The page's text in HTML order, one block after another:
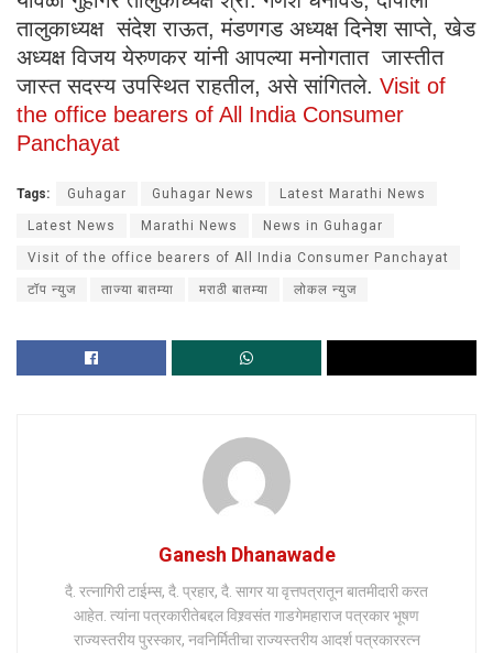
तालुकाध्यक्ष संदेश राऊत, मंडणगड अध्यक्ष दिनेश साप्ते, खेड
अध्यक्ष विजय येरुणकर यांनी आपल्या मनोगतात जास्तीत
जास्त सदस्य उपस्थित राहतील, असे सांगितले. Visit of
the office bearers of All India Consumer
Panchayat
Tags: Guhagar Guhagar News Latest Marathi News
Latest News Marathi News News in Guhagar
Visit of the office bearers of All India Consumer Panchayat
टॉप न्युज ताज्या बातम्या मराठी बातम्या लोकल न्युज
Ganesh Dhanawade
दै. रत्नागिरी टाईम्स, दै. प्रहार, दै. सागर या वृत्तपत्रातून बातमीदारी करत
आहेत. त्यांना पत्रकारीतेबद्दल विश्र्वसंत गाडगेमहाराज पत्रकार भूषण
राज्यस्तरीय पुरस्कार, नवनिर्मितीचा राज्यस्तरीय आदर्श पत्रकाररत्न